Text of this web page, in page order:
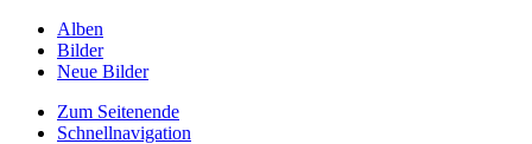
Alben
Bilder
Neue Bilder
Zum Seitenende
Schnellnavigation